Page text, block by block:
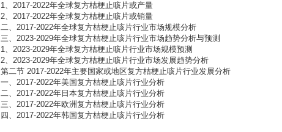
1、2017-2022年全球复方桔梗止咳片或产量
2、2017-2022年全球复方桔梗止咳片或销量
二、2017-2022年全球复方桔梗止咳片行业市场规模分析
三、2023-2029年全球复方桔梗止咳片行业市场趋势分析与预测
1、2023-2029年全球复方桔梗止咳片行业市场规模预测
2、2023-2029年全球复方桔梗止咳片行业市场发展趋势分析
第二节 2017-2022年主要国家或地区复方桔梗止咳片行业发展分析
一、2017-2022年美国复方桔梗止咳片行业分析
二、2017-2022年日本复方桔梗止咳片行业分析
三、2017-2022年欧洲复方桔梗止咳片行业分析
四、2017-2022年韩国复方桔梗止咳片行业分析